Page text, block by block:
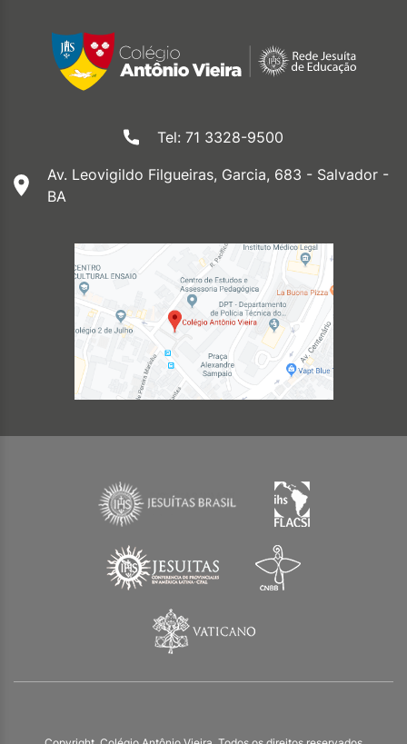
Tel: 71 3328-9500
Av. Leovigildo Filgueiras, Garcia, 683 - Salvador -
BA